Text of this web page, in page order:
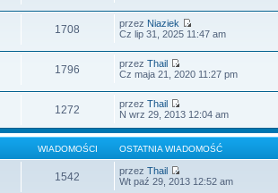
1708 przez Niaziek
Cz lip 31, 2025 11:47 am
1796 przezThail
Cz maja 21, 2020 11:27 pm
1272 przezThail
N wrz 29, 2013 12:04 am
WIADOMOŚCI OSTATNIA WIADOMOŚĆ
1542 przezThail
Wt paź 29, 2013 12:52 am